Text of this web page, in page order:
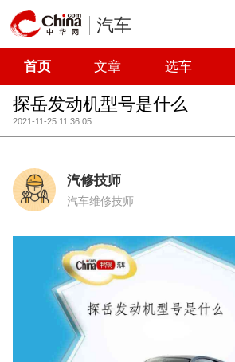
汽车
首页 文章 选车
探岳发动机型号是什么
2021-11-25 11:36:05
汽修技师
汽车维修技师